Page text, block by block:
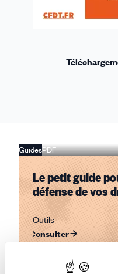
GuidesPDF
Le petit guide
défense de vos
Outils
Consulter